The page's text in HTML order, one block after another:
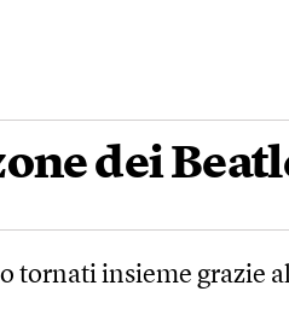
dei
tornati insieme grazie